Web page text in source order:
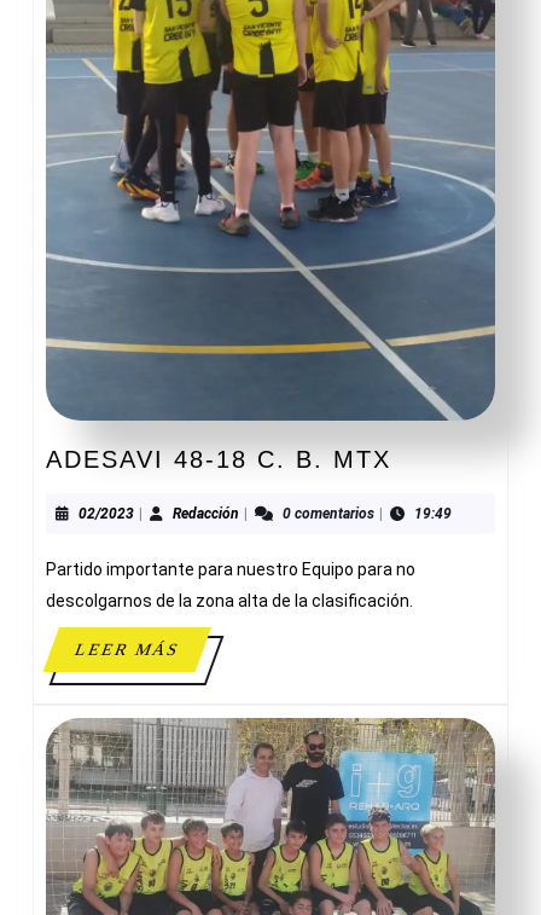
ADESAVI 48-18 C. B. MTX
18
B.
MTX
02/202302/2023Redacción Redacción0 comentarios 19:49
Partido importante para nuestro Equipo para no
descolgarnos de la zona alta de la clasificación.
LEER MÁSLEER
MÁS